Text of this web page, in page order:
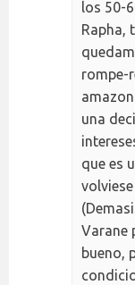
los 50-
Rapha,
rompe-
una
que es
Varane
bueno,